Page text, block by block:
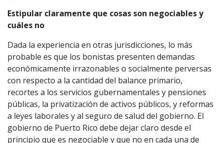
Estipular claramente que cosas son negociables y
cuáles no
Dada la experiencia en otras jurisdicciones, lo más
probable es que los bonistas presenten demandas
económicamente irrazonables o socialmente perversas
con respecto a la cantidad del balance primario,
recortes a los servicios gubernamentales y pensiones
públicas, la privatización de activos públicos, y reformas
a leyes laborales y al seguro de salud del gobierno. El
gobierno de Puerto Rico debe dejar claro desde el
principio que es negociable y que no en cada una de